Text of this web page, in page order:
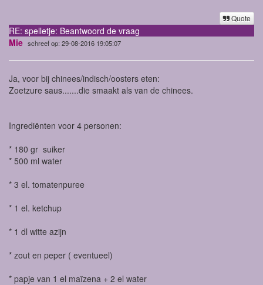
Quote
RE: spelletje: Beantwoord de vraag
Mie schreef op: 29-08-2016 19:05:07
Ja, voor bij chinees/indisch/oosters eten:
Zoetzure saus.......die smaakt als van de chinees.
Ingrediënten voor 4 personen:
* 180 gr suiker
* 500 ml water
* 3 el. tomatenpuree
* 1 el. ketchup
* 1 dl witte azijn
* zout en peper ( eventueel)
* papje van 1 el maïzena + 2 el water